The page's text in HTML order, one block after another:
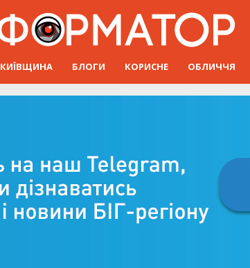
КИЇВЩИНА БЛОГИ КОРИСНЕ ОБЛИЧЧЯ